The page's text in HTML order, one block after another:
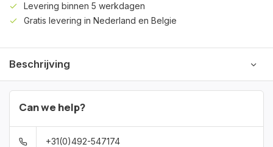
Levering binnen 5 werkdagen
Gratis levering in Nederland en Belgie
Beschrijving
Can we help?
+31(0)492-547174